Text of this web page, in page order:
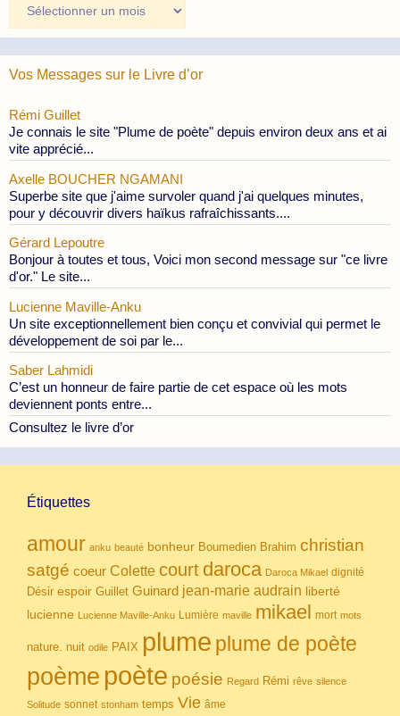
des
Publications
Vos Messages sur le Livre d’or
Rémi Guillet
Je connais le site "Plume de poète" depuis environ deux ans et ai
vite apprécié...
Axelle BOUCHER NGAMANI
Superbe site que j'aime survoler quand j'ai quelques minutes,
pour y découvrir divers haïkus rafraîchissants....
Gérard Lepoutre
Bonjour à toutes et tous, Voici mon second message sur "ce livre
d'or." Le site...
Lucienne Maville-Anku
Un site exceptionnellement bien conçu et convivial qui permet le
développement de soi par le...
Saber Lahmidi
C’est un honneur de faire partie de cet espace où les mots
deviennent ponts entre...
Consultez le livre d’or
Étiquettes
amour anku beauté bonheur Boumedien Brahim christian
satgé coeur Colette court daroca Daroca Mikael dignité
Désir espoir Guillet Guinard jean-marie audrain liberté
lucienne Lucienne Maville-Anku Lumière maville mikael mort mots
nature. nuit odile PAIX plume plume de poète
poème poète poésie Regard Rémi rêve silence
Solitude sonnet stonham temps Vie âme